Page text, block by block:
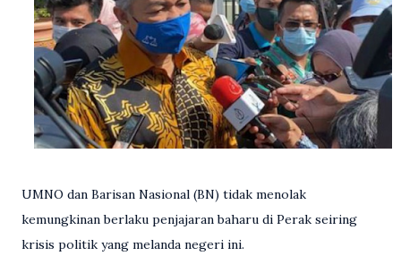
UMNO dan Barisan Nasional (BN) tidak menolak
kemungkinan berlaku penjajaran baharu di Perak seiring
krisis politik yang melanda negeri ini.